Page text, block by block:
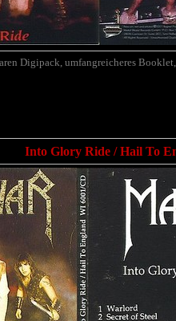
Digipack, umfangreicheres
Into Glory Ride / Hail To